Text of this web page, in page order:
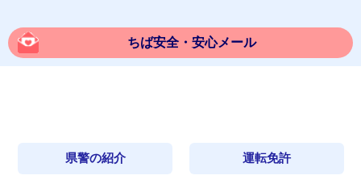
ちば安全・安心メール
県警の紹介 運転免許